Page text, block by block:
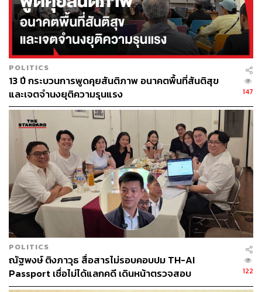
ควรยกเลิกแนวทางและวิธีปฏิบัติที่ให้หน่วยทหารใน
พื้นที่ตรวจเยี่ยมหรือติดตามตรวจสอบพฤติกรรมของ
เครือญาติ ซึ่งเป็นผู้ไม่มีส่วนเกี่ยวข้องกับการกระ
ทำความผิด เพื่อหลีกเลี่ยงผลกระทบต่อสิทธิในความ
เป็นอยู่ส่วนตัวของบุคคลที่ไม่เกี่ยวข้อง
ควรปรับปรุงแนวทางหรือวิธีปฏิบัติในการเข้าตรวจ
เยี่ยมเครือญาติบุคคลเป้าหมายที่คำนึงถึงรัฐธรรมนูญ
แห่งราชอาณาจักรไทย พุทธศักราช 2560 และกติกา
ระหว่างประเทศว่าด้วยสิทธิพลเมืองและสิทธิทางการ
เมืองให้มีความเหมาะสม ได้สัดส่วน และลดผลกระทบที่
จะเกิดกับเครือญาติกลุ่มเป้าหมายในสิทธิความเป็นอยู่
ส่วนตัว โดยร่วมมือกับผู้นำศาสนา ผู้นำชุมชนในพื้นที่
หรือหน่วยงานอื่นในพื้นที่ ในการเข้าตรวจเยี่ยมร่วมกัน
และดำเนินการให้เหมาะสม เช่น หากครอบครัวใดมี
เฉพาะผู้หญิงและเด็กพักอาศัยอยู่ในบ้าน ควรจัดให้มีเจ้า
หน้าที่เป็นผู้หญิงเข้าตรวจเยี่ยมด้วย เป็นต้น
ควรเผยแพร่กฎหมาย ระเบียบ คำสั่ง หรือแนวทางปฏิบัติ
ที่มีลักษณะเป็นหลักประกันสิทธิให้กับประชาชน ผ่าน
POLITICS
13 ปี กระบวนการพูดคุยสันติภาพ อนาคตพื้นที่สันติสุข
และเจตจำนงยุติความรุนแรง
147
POLITICS
ณัฐพงษ์ ติงภาวุธ สื่อสารไม่รอบคอบปม TH-AI
Passport เชื่อไม่ได้แลกคดี เดินหน้าตรวจสอบ
122